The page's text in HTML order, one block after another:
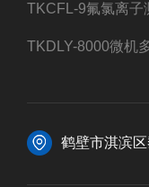
鹤壁市淇滨